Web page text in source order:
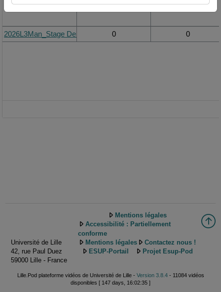
2026L3Man_Stage Delaunay Ugo.mp4
0 0
Université de Lille
42, rue Paul Duez
59000 Lille - France
Mentions légales
Accessibilité : Partiellement
conforme
Mentions légales
Contactez nous !
ESUP-Portail
Projet Esup-Pod
Lille.Pod plateforme vidéos de Université de Lille - Version 3.8.4- 11084 vidéos
disponibles [ 147 days, 16:02:35 ]